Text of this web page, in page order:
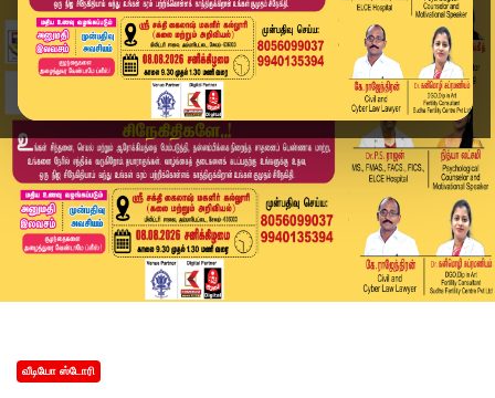
வீடியோ ஸ்டோரி